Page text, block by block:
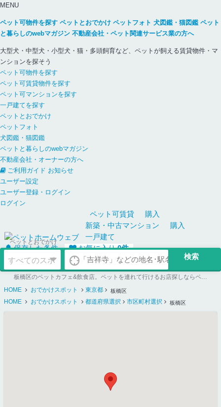
MENU
ペット可物件を探す ペットとおでかけ ペットフォト 犬図鑑・猫図鑑 ペット
と暮らしのwebマガジン 不動産会社・ペット関連サービス業の方へ
大型犬・中型犬・小型犬・猫・多頭飼育など、ペットが飼える賃貸物件・マ
ンションを探そう
ペット可物件を探す
ペット可賃貸物件を探す
ペット可マンションを探す
一戸建てを探す
ペットとおでかけ
ペットフォト
犬図鑑・猫図鑑
ペットと暮らしのwebマガジン
不動産会社・オーナーの方へ
ご利用ガイド お知らせ
ユーザー設定
ユーザー登録・ログイン
ログイン
ペット可賃貸
購入
新築・中古マンション
購入
一戸建て
保存した条件
お気に入り0件
ペットとおでかけ
板橋区のペットカフェ&飲食店。ペットを連れて行けるお店探しならペットホームウェブ
HOME
おでかけスポット 東京都 板橋区
HOME おでかけスポット 都道府県選択 市区町村選択 板橋区